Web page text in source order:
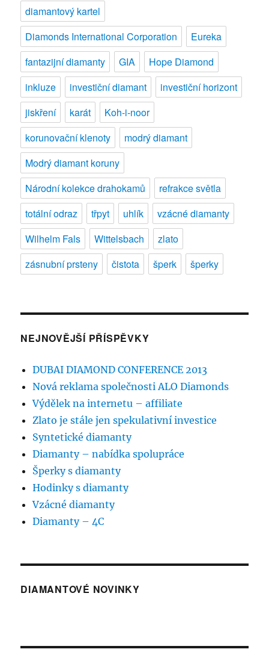
diamantový kartel
Diamonds International Corporation
Eureka
fantazijní diamanty
GIA
Hope Diamond
inkluze
investiční diamant
investiční horizont
jiskření
karát
Koh-i-noor
korunovační klenoty
modrý diamant
Modrý diamant koruny
Národní kolekce drahokamů
refrakce světla
totální odraz
třpyt uhlík
vzácné diamanty
Wilhelm Fals
Wittelsbach
zlato
zásnubní prsteny
čistota šperk šperky
NEJNOVĚJŠÍ PŘÍSPĚVKY
DUBAI DIAMOND CONFERENCE 2013
Nová reklama společnosti ALO Diamonds
Výdělek na internetu – affiliate
Zlato je stále jen spekulativní investice
Syntetické diamanty
Diamanty – nabídka spolupráce
Šperky s diamanty
Hodinky s diamanty
Vzácné diamanty
Diamanty – 4C
DIAMANTOVÉ NOVINKY